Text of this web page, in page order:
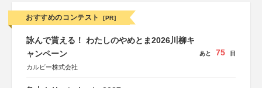
おすすめのコンテスト [PR]
詠んで貰える！ わたしのやめとま2026川柳キ
ャンペーン
カルビー株式会社
あと 75 日